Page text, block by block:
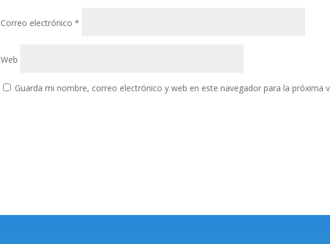
Correo electrónico *
Web
Guarda mi nombre, correo electrónico y web en este navegador para la próxima